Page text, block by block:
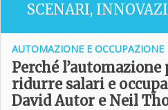
SCENARI,
AUTOMAZIONE E OCCUPAZIONE
Perché
ridurre salari e
David Autor e Neil